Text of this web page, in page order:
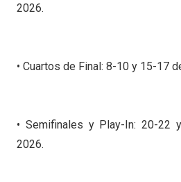
2026.
• Cuartos de Final: 8-10 y 15-17
• Semifinales y Play-In: 20-22
2026.